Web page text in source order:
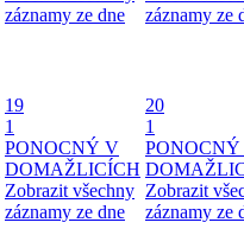
záznamy ze dne
záznamy ze
19
1
PONOCNÝ V
DOMAŽLICÍCH
Zobrazit všechny
záznamy ze dne
20
1
Zobrazit
záznamy ze